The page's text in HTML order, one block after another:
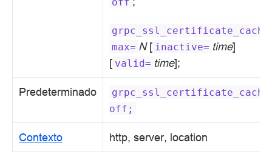
grpc_ssl_certificate_cache
max= N[ inactive= time]
[ valid= time];
Predeterminado
grpc_ssl_certificate_cache
off;
Contexto http, server, location